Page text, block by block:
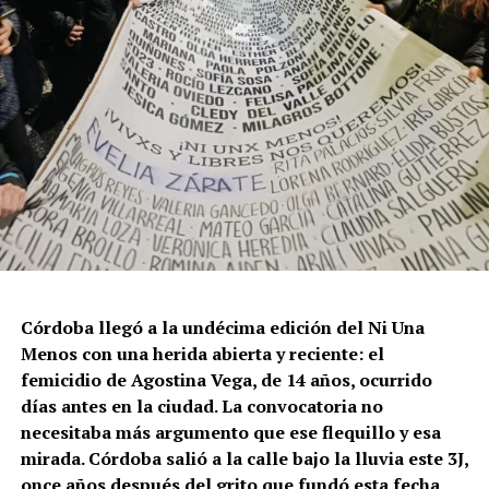
Córdoba llegó a la undécima edición del Ni Una
Menos con una herida abierta y reciente: el
femicidio de Agostina Vega, de 14 años, ocurrido
días antes en la ciudad. La convocatoria no
necesitaba más argumento que ese flequillo y esa
mirada. Córdoba salió a la calle bajo la lluvia este 3J,